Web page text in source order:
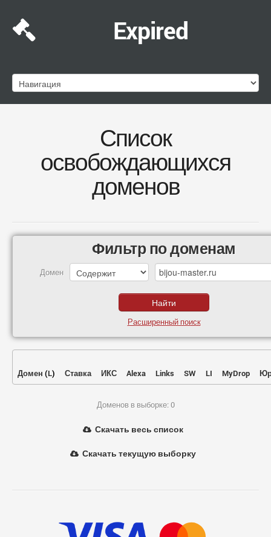
Expired
Список
освобождающихся
доменов
Фильтр по доменам
Домен
Расширенный поиск
Домен (L) Ставка ИКС Alexa Links SW LI MyDrop
Доменов в выборке: 0
Скачать весь список
Скачать текущую выборку